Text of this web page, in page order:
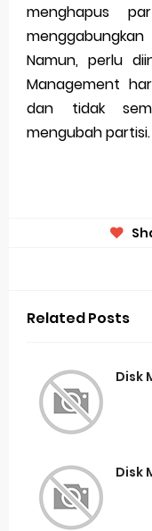
menghapus
Namun, perlu
Management
dan tidak
mengubah partisi.
Related Posts
Disk
Disk